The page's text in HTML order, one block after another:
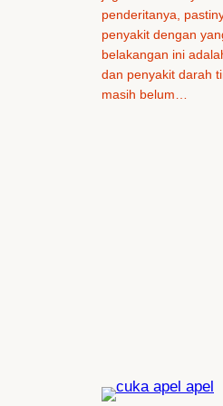
penderitanya,
penyakit dengan
belakangan ini
dan penyakit darah
masih belum…